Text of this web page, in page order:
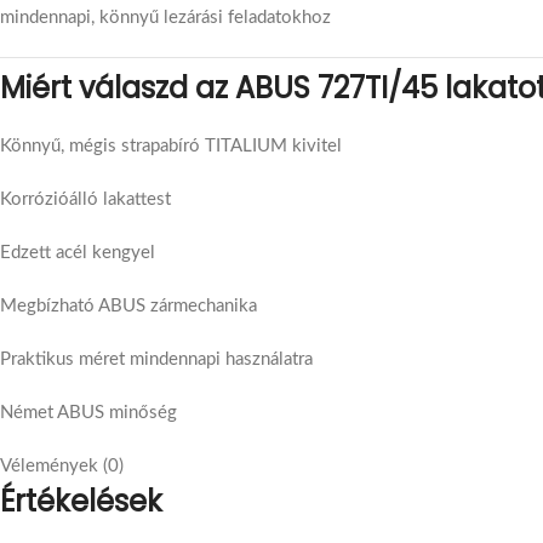
mindennapi, könnyű lezárási feladatokhoz
Miért válaszd az ABUS 727TI/45
Könnyű, mégis strapabíró TITALIUM kivitel
Korrózióálló lakattest
Edzett acél kengyel
Megbízható ABUS zármechanika
Praktikus méret mindennapi használatra
Német ABUS minőség
Vélemények (0)
Értékelések